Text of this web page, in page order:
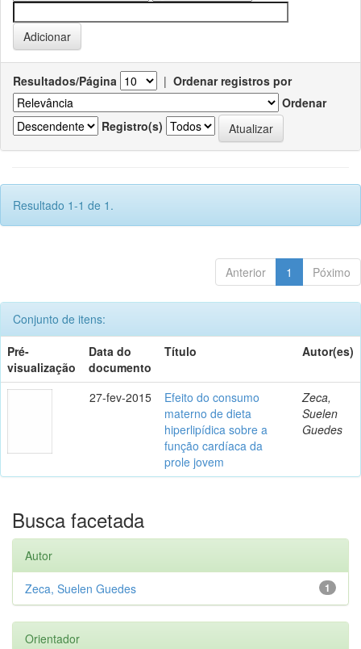
Resultados/Página | Ordenar registros por
Ordenar
Registro(s)
Resultado 1-1 de 1.
Anterior 1 Póximo
Conjunto de itens:
Pré-
visualização
Data do
documento
Título Autor(es)
27-fev-2015
Efeito do consumo
materno de dieta
hiperlipídica sobre a
função cardíaca da
prole jovem
Zeca,
Suelen
Guedes
Busca facetada
Autor
1
Zeca, Suelen Guedes
Orientador